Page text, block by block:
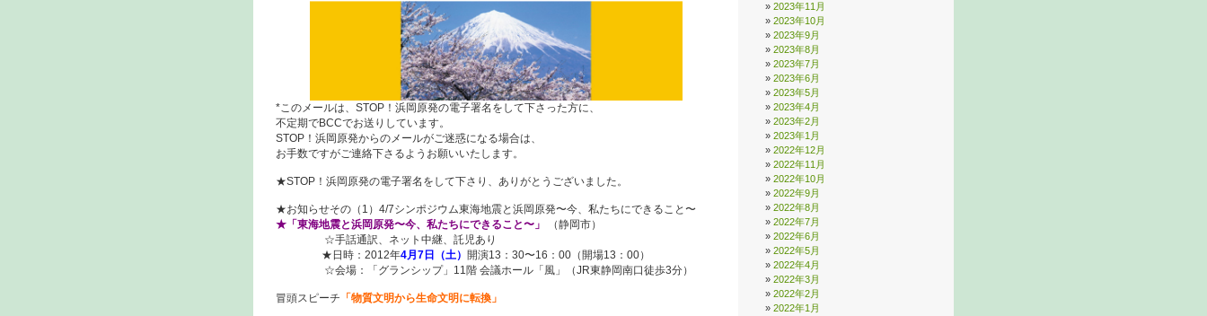
*このメールは、STOP！浜岡原発の電子署名をして下さった方に、
不定期でBCCでお送りしています。
STOP！浜岡原発からのメールがご迷惑になる場合は、
お手数ですがご連絡下さるようお願いいたします。
★STOP！浜岡原発の電子署名をして下さり、ありがとうございました。
★お知らせその（1）4/7シンポジウム東海地震と浜岡原発〜今、私たちにできること〜
★「東海地震と浜岡原発〜今、私たちにできること〜」
（静岡市）
☆手話通訳、ネット中継、託児あり
★日時：2012年4月7日（土） 開演13：30〜16：00（開場13：00）
☆会場：「グランシップ」11階 会議ホール「風」（JR東静岡南口徒歩3分）
冒頭スピーチ 「物質文明から生命文明に転換」
2023年11月
2023年10月
2023年9月
2023年8月
2023年7月
2023年6月
2023年5月
2023年4月
2023年2月
2023年1月
2022年12月
2022年11月
2022年10月
2022年9月
2022年8月
2022年7月
2022年6月
2022年5月
2022年4月
2022年3月
2022年2月
2022年1月